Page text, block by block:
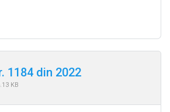
1184 din 2022
KB